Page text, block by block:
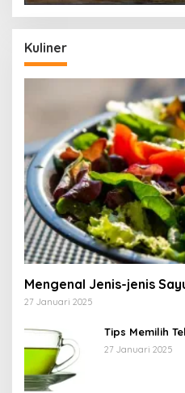
Kuliner
Mengenal Jenis-jenis
27 Januari 2025
Tips Memilih
27 Januari 2025